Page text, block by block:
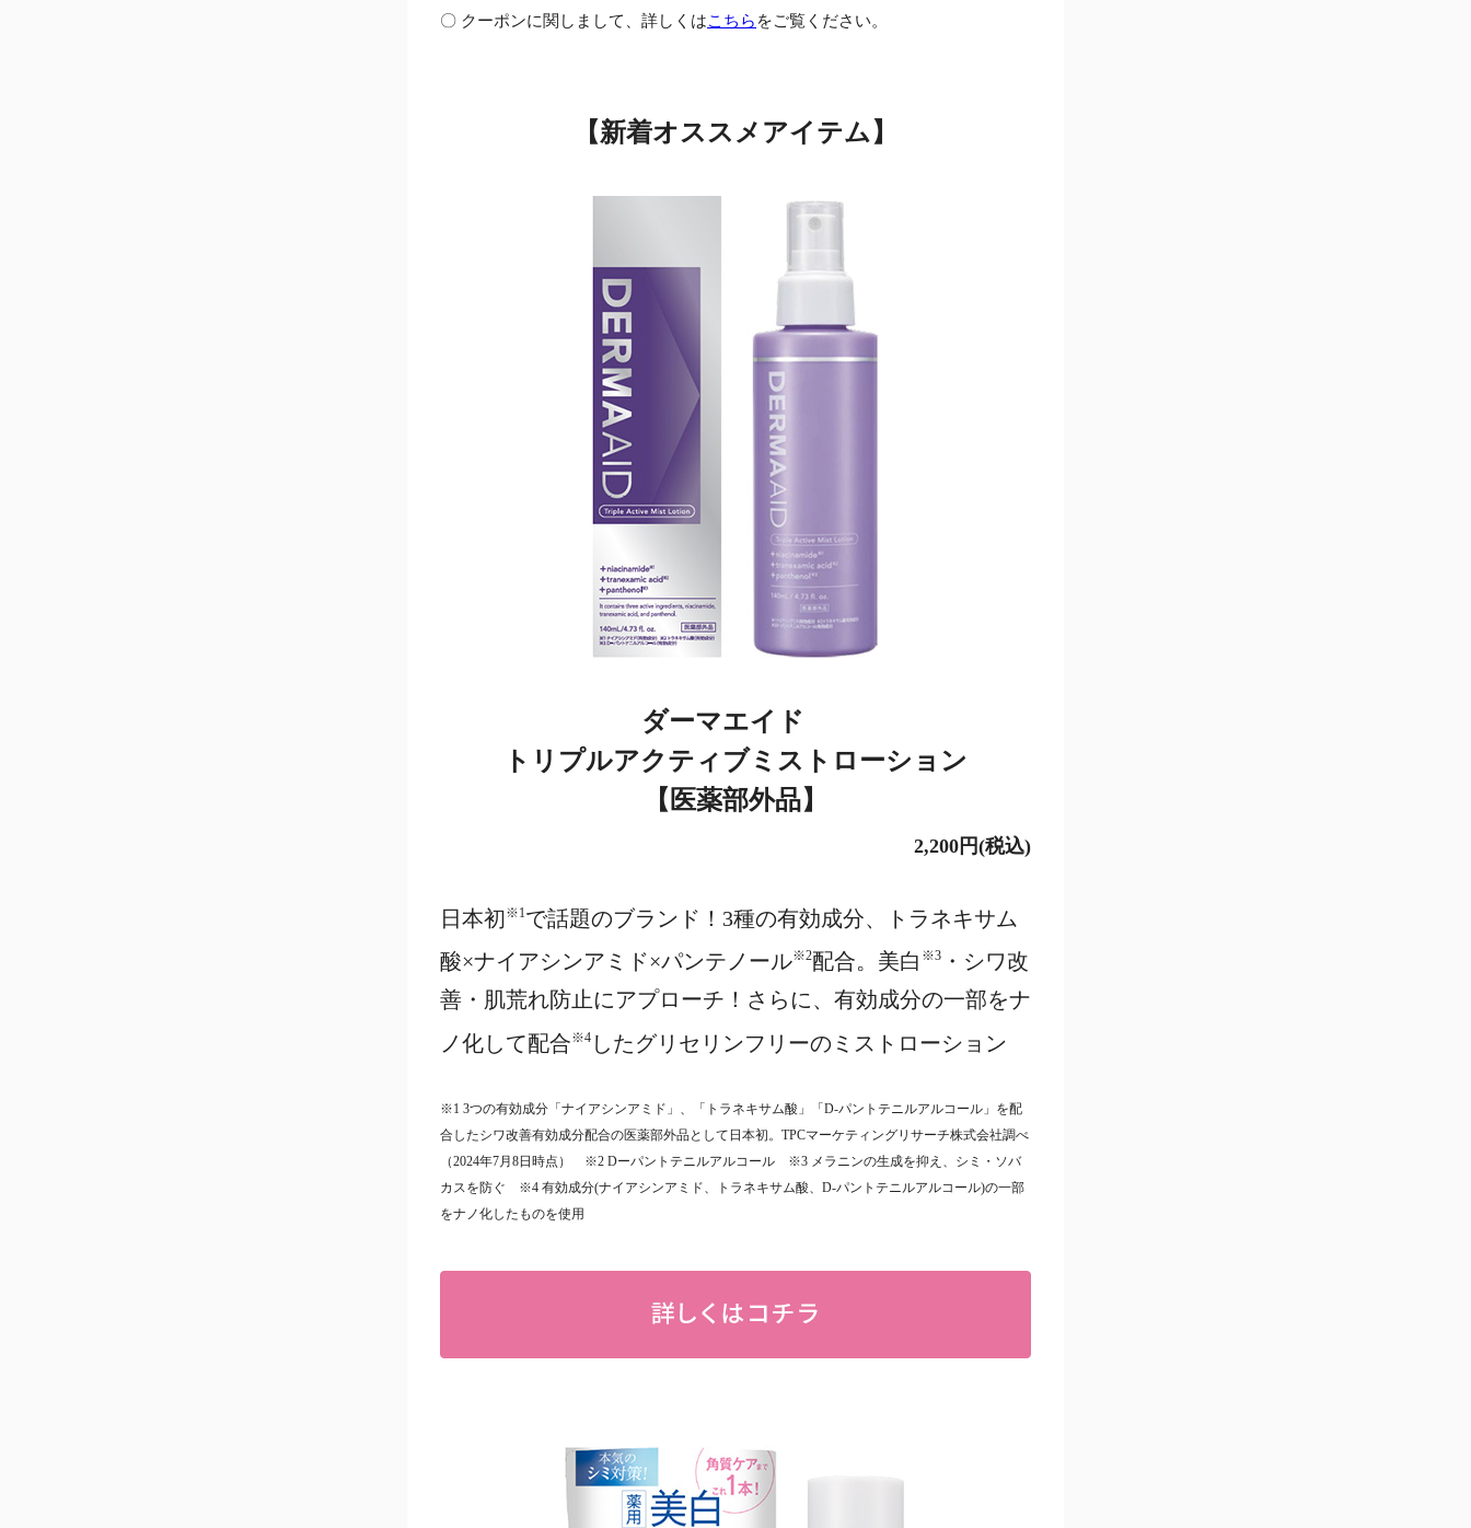
〇 クーポンに関しまして、詳しくはこちら をご覧ください。
【新着オススメアイテム】
ダーマエイド
トリプルアクティブミストローション
【医薬部外品】
2,200円(税込)
日本初※1で話題のブランド！3種の有効成分、トラネキサム
酸×ナイアシンアミド×パンテノール※2配合。美白 ※3 ・シワ改
善・肌荒れ防止にアプローチ！さらに、有効成分の一部をナ
ノ化して配合※4 したグリセリンフリーのミストローション
※1 3つの有効成分「ナイアシンアミド」、「トラネキサム酸」「D-パントテニルアルコール」を配
合したシワ改善有効成分配合の医薬部外品として日本初。TPCマーケティングリサーチ株式会社調べ
（2024年7月8日時点） ※2 Dーパントテニルアルコール ※3 メラニンの生成を抑え、シミ・ソバ
カスを防ぐ ※4 有効成分(ナイアシンアミド、トラネキサム酸、D-パントテニルアルコール)の一部
をナノ化したものを使用